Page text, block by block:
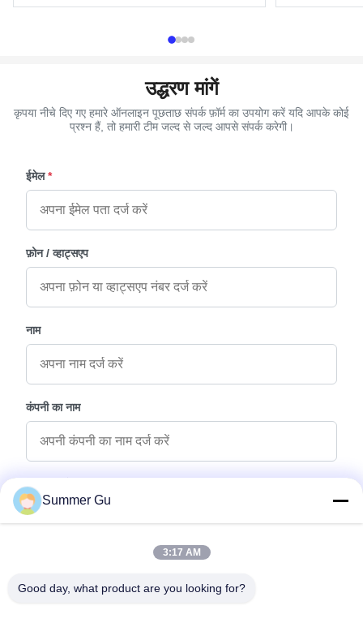
Plastic (PP) and Zinc Alloy Color Gold, silver,
Material Plastic
उद्धरण मांगें
कृपया नीचे दिए गए हमारे ऑनलाइन पूछताछ संपर्क फ़ॉर्म का उपयोग करें यदि आपके कोई
प्रश्न हैं, तो हमारी टीम जल्द से जल्द आपसे संपर्क करेगी।
ईमेल *
फ़ोन / व्हाट्सएप
नाम
कंपनी का नाम
पूछताछ संदेश
Summer Gu
3:17 AM
Good day, what product are you looking for?